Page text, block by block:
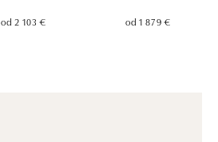
od 2 103 € od 1 879 €